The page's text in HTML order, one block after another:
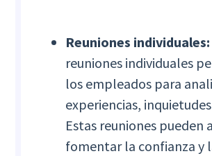
Reuniones individuales:
reuniones individuales
los empleados para
experiencias,
Estas reuniones pueden
fomentar la confianza y